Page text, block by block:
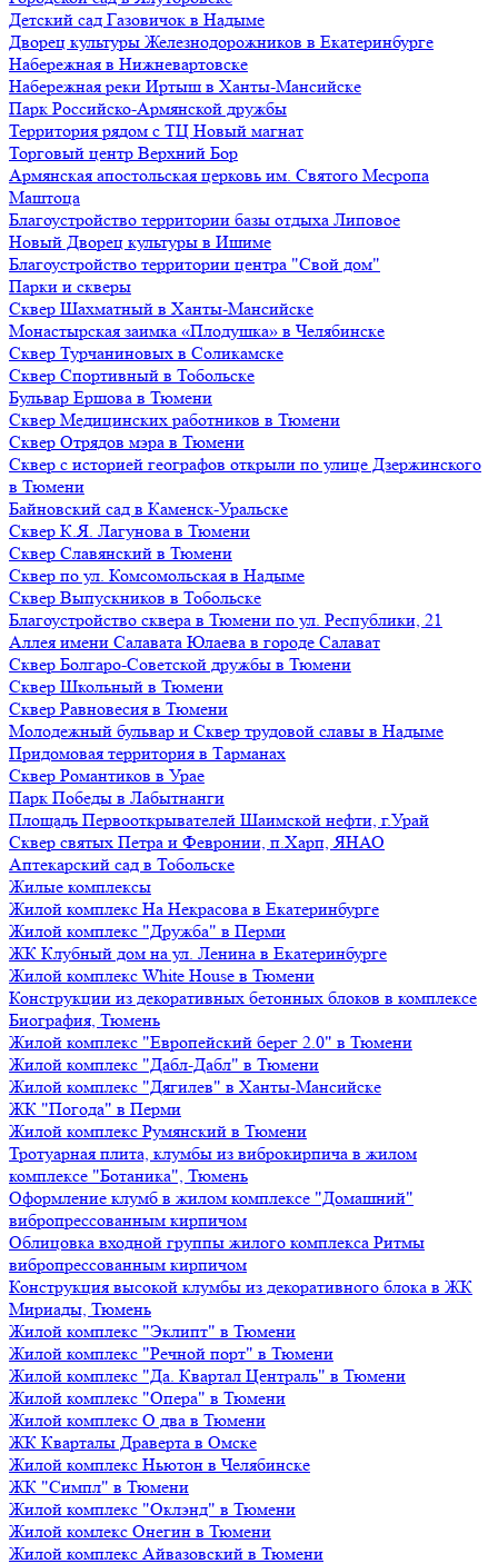
Детский сад Газовичок в Надыме
Дворец культуры Железнодорожников в Екатеринбурге
Набережная в Нижневартовске
Набережная реки Иртыш в Ханты-Мансийске
Парк Российско-Армянской дружбы
Территория рядом с ТЦ Новый магнат
Торговый центр Верхний Бор
Армянская апостольская церковь им. Святого Месропа
Маштоца
Благоустройство территории базы отдыха Липовое
Нoвый Двoрeц культуры в Ишимe
Благоустройство территории центра "Свой дом"
Парки и скверы
Сквер Шахматный в Ханты-Мансийске
Монастырская заимка «Плодушка» в Челябинске
Сквер Турчаниновых в Соликамске
Сквер Спортивный в Тобольске
Бульвар Ершова в Тюмени
Сквер Медицинских работников в Тюмени
Сквер Отрядов мэра в Тюмени
Сквер с историей географов открыли по улице Дзержинского
в Тюмени
Байновский сад в Каменск-Уральске
Сквер К.Я. Лагунова в Тюмени
Сквер Славянский в Тюмени
Сквер по ул. Комсомольская в Надыме
Сквер Выпускников в Тобольске
Благоустройство сквера в Тюмени по ул. Республики, 21
Аллея имени Салавата Юлаева в городе Салават
Сквер Болгаро-Советской дружбы в Тюмени
Сквер Школьный в Тюмени
Сквер Равновесия в Тюмени
Молодежный бульвар и Сквер трудовой славы в Надыме
Придомовая территория в Тарманах
Сквер Романтиков в Урае
Парк Победы в Лабытнанги
Площадь Первооткрывателей Шаимской нефти, г.Урай
Сквер святых Петра и Февронии, п.Харп, ЯНАО
Аптекарский сад в Тобольске
Жилые комплексы
Жилой комплекс На Некрасова в Екатеринбурге
Жилой комплекс "Дружба" в Перми
ЖК Клубный дом на ул. Ленина в Екатеринбурге
Жилой комплекс White House в Тюмени
Конструкции из декоративных бетонных блоков в комплексе
Биография, Тюмень
Жилой комплекс "Европейский берег 2.0" в Тюмени
Жилой комплекс "Дабл-Дабл" в Тюмени
Жилой комплекс "Дягилев" в Ханты-Мансийске
ЖК "Погода" в Перми
Жилой комплекс Румянский в Тюмени
Тротуарная плита, клумбы из виброкирпича в жилом
комплексе "Ботаника", Тюмень
Оформление клумб в жилом комплексе "Домашний"
вибропрессованным кирпичом
Облицовка входной группы жилого комплекса Ритмы
вибропрессованным кирпичом
Конструкция высокой клумбы из декоративного блока в ЖК
Мириады, Тюмень
Жилой комплекс "Эклипт" в Тюмени
Жилой комплекс "Речной порт" в Тюмени
Жилой комплекс "Да. Квартал Централь" в Тюмени
Жилой комплекс "Опера" в Тюмени
Жилой комплекс О два в Тюмени
ЖК Кварталы Драверта в Омске
Жилой комплекс Ньютон в Челябинске
ЖК "Симпл" в Тюмени
Жилой комплекс "Оклэнд" в Тюмени
Жилой комлекс Онегин в Тюмени
Жилой комплекс Айвазовский в Тюмени